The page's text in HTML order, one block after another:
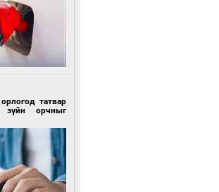
үхэр
30 хэм дулаан
татвар
зүйн орчныг